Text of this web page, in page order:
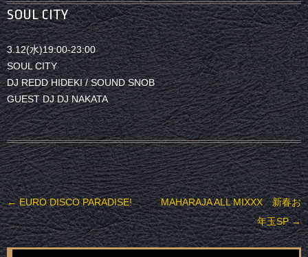
SOUL CITY
3.12(水)19:00-23:00
SOUL CITY
DJ REDD HIDEKI / SOUND SNOB
GUEST DJ DJ NAKATA
投稿ナビゲーション
←EURO DISCO PARADISE!
MAHARAJA ALL MIXXX 新春お
年玉SP→